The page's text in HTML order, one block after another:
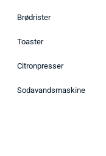
Brødrister
Toaster
Citronpresser
Sodavandsmaskine